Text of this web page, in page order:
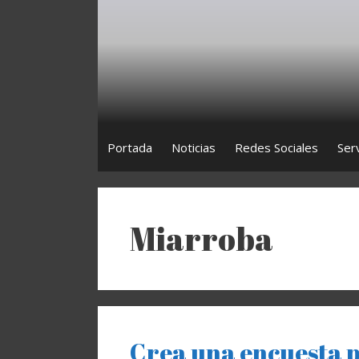
Portada Noticias Redes Sociales
Miarroba
Crea una encuesta